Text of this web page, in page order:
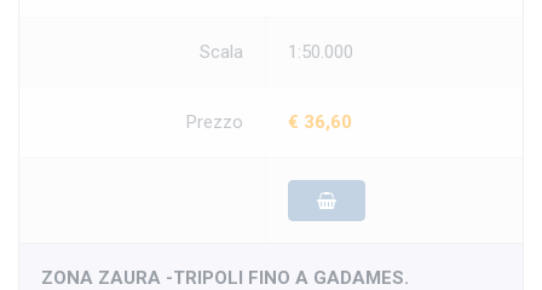
Scala 1:50.000
Prezzo € 36,60
ZONA ZAURA -TRIPOLI FINO A GADAMES.